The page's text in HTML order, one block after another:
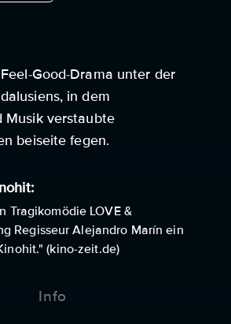
Good-Drama unter der
in dem
Musik verstaubte
beiseite fegen.
Tragikomödie LOVE &
Regisseur Alejandro Marín ein
(kino-zeit.de)
Info